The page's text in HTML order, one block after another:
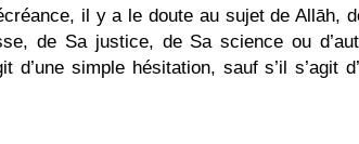
il y a le doute au sujet de Allāh,
de Sa justice, de Sa science ou
d’une simple hésitation, sauf s’il